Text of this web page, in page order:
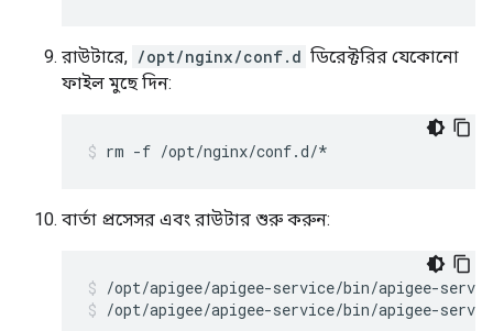
রাউটারে, /opt/nginx/conf.d ডিরেক্টরির যেকোনো
ফাইল মুছে দিন:
rm -f /opt/nginx/conf.d/*
বার্তা প্রসেসর এবং রাউটার শুরু করুন:
/opt/apigee/apigee-service/bin/apigee-